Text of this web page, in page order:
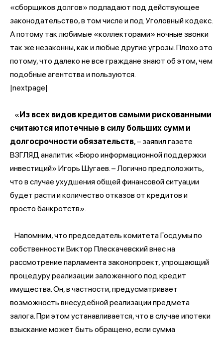
«сборщиков долгов» подпадают под действующее
законодательство, в том числе и под Уголовный кодекс.
А потому так любимые «коллекторами» ночные звонки
так же незаконны, как и любые другие угрозы. Плохо это
потому, что далеко не все граждане знают об этом, чем
подобные агентства и пользуются.
|nextpage|
«Из всех видов кредитов самыми рискованными
считаются ипотечные в силу больших сумм и
долгосрочности обязательств, – заявил газете
ВЗГЛЯД аналитик «Бюро информационной поддержки
инвестиций» Игорь Шугаев. – Логично предположить,
что в случае ухудшения общей финансовой ситуации
будет расти и количество отказов от кредитов и
просто банкротств».
Напомним, что председатель комитета Госдумы по
собственности Виктор Плескачевский внес на
рассмотрение парламента законопроект, упрощающий
процедуру реализации заложенного под кредит
имущества. Он, в частности, предусматривает
возможность внесудебной реализации предмета
залога. При этом устанавливается, что в случае ипотеки
взыскание может быть обращено, если сумма